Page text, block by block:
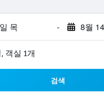
목 - 8월
객실 1개
검색